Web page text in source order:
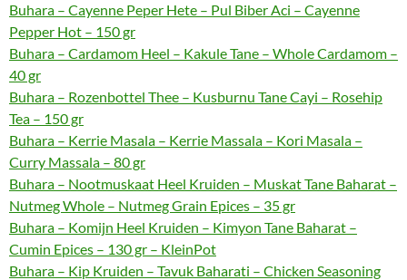
Buhara – Cayenne Peper Hete – Pul Biber Aci – Cayenne
Pepper Hot – 150 gr
Buhara – Cardamom Heel – Kakule Tane – Whole Cardamom –
40 gr
Buhara – Rozenbottel Thee – Kusburnu Tane Cayi – Rosehip
Tea – 150 gr
Buhara – Kerrie Masala – Kerrie Massala – Kori Masala –
Curry Massala – 80 gr
Buhara – Nootmuskaat Heel Kruiden – Muskat Tane Baharat –
Nutmeg Whole – Nutmeg Grain Epices – 35 gr
Buhara – Komijn Heel Kruiden – Kimyon Tane Baharat –
Cumin Epices – 130 gr – KleinPot
Buhara – Kip Kruiden – Tavuk Baharati – Chicken Seasoning